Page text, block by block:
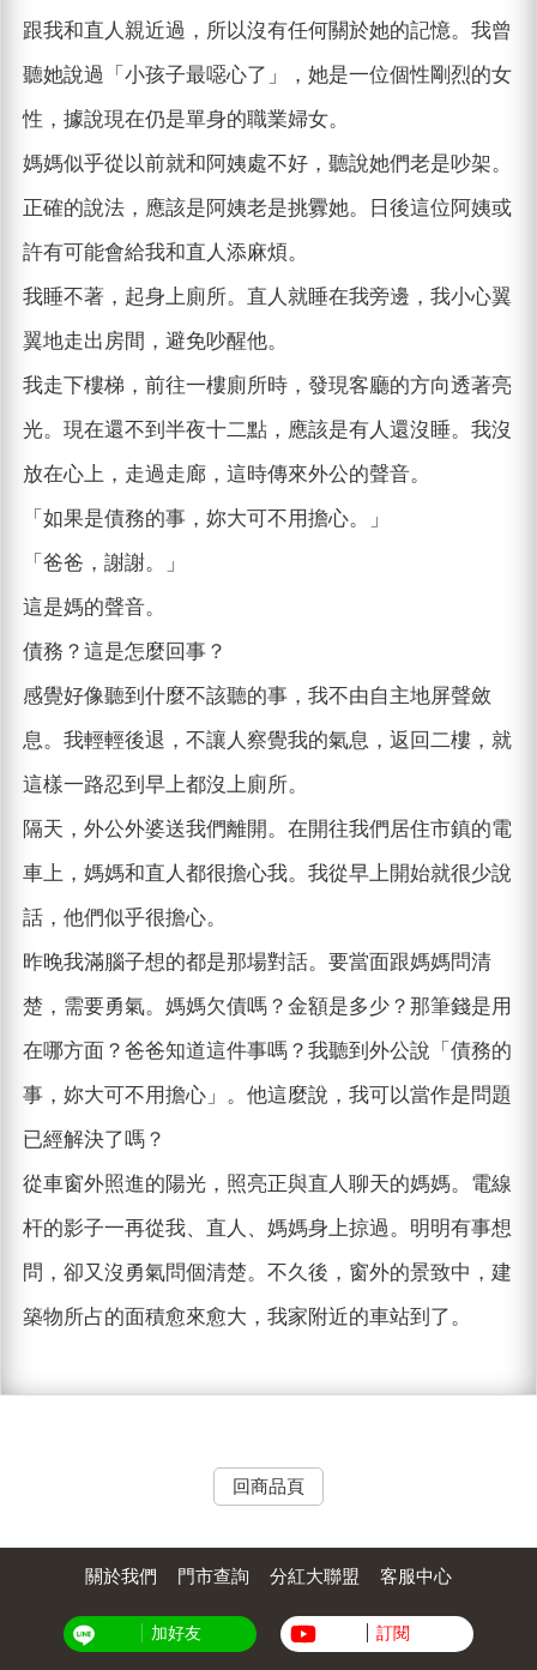
跟我和直人親近過，所以沒有任何關於她的記憶。我曾
聽她說過「小孩子最噁心了」，她是一位個性剛烈的女
性，據說現在仍是單身的職業婦女。
媽媽似乎從以前就和阿姨處不好，聽說她們老是吵架。
正確的說法，應該是阿姨老是挑釁她。日後這位阿姨或
許有可能會給我和直人添麻煩。
我睡不著，起身上廁所。直人就睡在我旁邊，我小心翼
翼地走出房間，避免吵醒他。
我走下樓梯，前往一樓廁所時，發現客廳的方向透著亮
光。現在還不到半夜十二點，應該是有人還沒睡。我沒
放在心上，走過走廊，這時傳來外公的聲音。
「如果是債務的事，妳大可不用擔心。」
「爸爸，謝謝。」
這是媽的聲音。
債務？這是怎麼回事？
感覺好像聽到什麼不該聽的事，我不由自主地屏聲斂
息。我輕輕後退，不讓人察覺我的氣息，返回二樓，就
這樣一路忍到早上都沒上廁所。
隔天，外公外婆送我們離開。在開往我們居住市鎮的電
車上，媽媽和直人都很擔心我。我從早上開始就很少說
話，他們似乎很擔心。
昨晚我滿腦子想的都是那場對話。要當面跟媽媽問清
楚，需要勇氣。媽媽欠債嗎？金額是多少？那筆錢是用
在哪方面？爸爸知道這件事嗎？我聽到外公說「債務的
事，妳大可不用擔心」。他這麼說，我可以當作是問題
已經解決了嗎？
從車窗外照進的陽光，照亮正與直人聊天的媽媽。電線
杆的影子一再從我、直人、媽媽身上掠過。明明有事想
問，卻又沒勇氣問個清楚。不久後，窗外的景致中，建
築物所占的面積愈來愈大，我家附近的車站到了。
回商品頁
關於我們 門市查詢 分紅大聯盟 客服中心
加好友 訂閱